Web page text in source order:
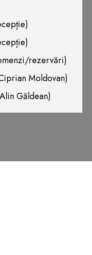
rezervări)
Moldovan)
Găldean)